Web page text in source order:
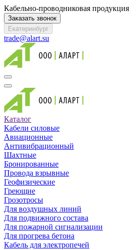
Кабельно-проводниковая продукция
Заказать звонок
Екатеринбург
trade@alart.su
Каталог
Кабели силовые
Авиационные
Антивибрационный
Шахтные
Бронированные
Провода взрывные
Геофизические
Греющие
Грозотросы
Для воздушных линий
Для подвижного состава
Для пожарной сигнализации
Для прогрева бетона
Кабель для электропечей